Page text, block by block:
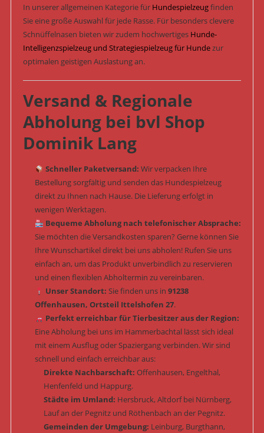
In unserer allgemeinen Kategorie für Hundespielzeugfinden
Sie eine große Auswahl für jede Rasse. Für besonders clevere
Schnüffelnasen bieten wir zudem hochwertiges Hunde-
Intelligenzspielzeug und Strategiespielzeug für Hundezur
optimalen geistigen Auslastung an.
Versand & Regionale
Abholung bei bvl Shop
Dominik Lang
Schneller Paketversand: Wir verpacken Ihre
Bestellung sorgfältig und senden das Hundespielzeug
direkt zu Ihnen nach Hause. Die Lieferung erfolgt in
wenigen Werktagen.
Bequeme Abholung nach telefonischer Absprache:
Sie möchten die Versandkosten sparen? Gerne können Sie
Ihre Wunschartikel direkt bei uns abholen! Rufen Sie uns
einfach an, um das Produkt unverbindlich zu reservieren
und einen flexiblen Abholtermin zu vereinbaren.
Unser Standort: Sie finden uns in 91238
Offenhausen, Ortsteil Ittelshofen 27.
Perfekt erreichbar für Tierbesitzer aus der Region:
Eine Abholung bei uns im Hammerbachtal lässt sich ideal
mit einem Ausflug oder Spaziergang verbinden. Wir sind
schnell und einfach erreichbar aus:
Direkte Nachbarschaft: Offenhausen, Engelthal,
Henfenfeld und Happurg.
Städte im Umland: Hersbruck, Altdorf bei Nürnberg,
Lauf an der Pegnitz und Röthenbach an der Pegnitz.
Gemeinden der Umgebung: Leinburg, Burgthann,